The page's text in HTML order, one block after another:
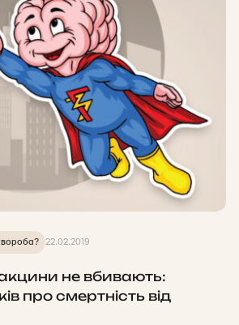
22.02.2019
не вбивають:
про смертність від